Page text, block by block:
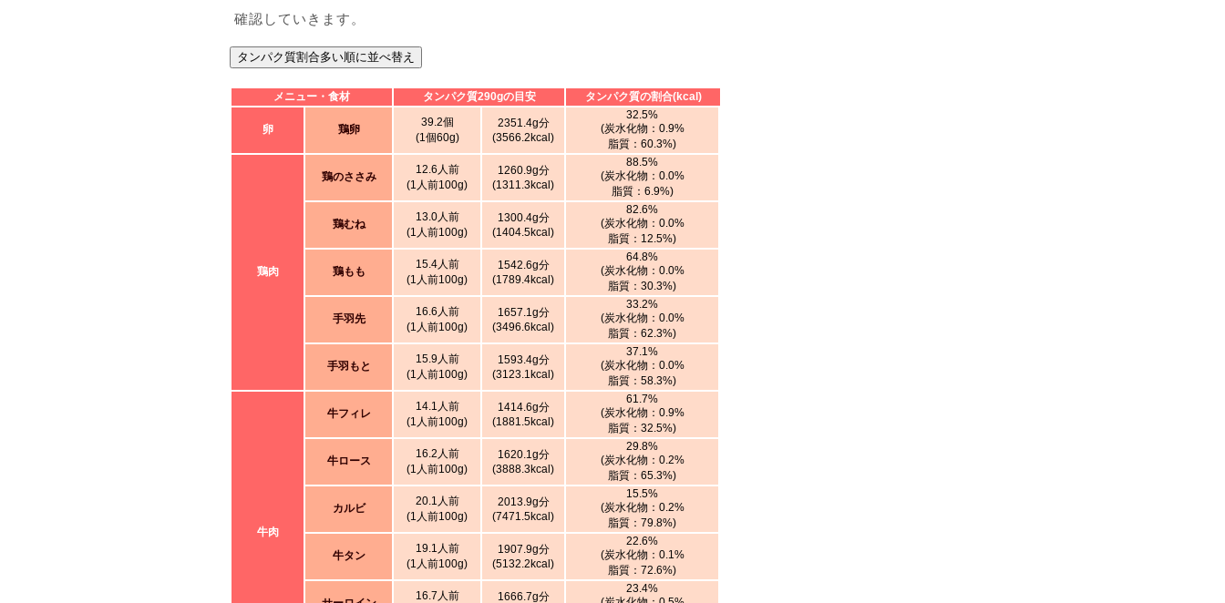
確認していきます。
タンパク質割合多い順に並べ替え
メニュー・食材 タンパク質290gの目安 タンパク質の割合(kcal)
卵 鶏卵
39.2個
(1個60g)
2351.4g分
(3566.2kcal)
32.5%
(炭水化物：0.9%
脂質：60.3%)
鶏肉
鶏のささみ
12.6人前
(1人前100g)
1260.9g分
(1311.3kcal)
88.5%
(炭水化物：0.0%
脂質：6.9%)
鶏むね
13.0人前
(1人前100g)
1300.4g分
(1404.5kcal)
82.6%
(炭水化物：0.0%
脂質：12.5%)
鶏もも
15.4人前
(1人前100g)
1542.6g分
(1789.4kcal)
64.8%
(炭水化物：0.0%
脂質：30.3%)
手羽先
16.6人前
(1人前100g)
1657.1g分
(3496.6kcal)
33.2%
(炭水化物：0.0%
脂質：62.3%)
手羽もと
15.9人前
(1人前100g)
1593.4g分
(3123.1kcal)
37.1%
(炭水化物：0.0%
脂質：58.3%)
牛肉
牛フィレ
14.1人前
(1人前100g)
1414.6g分
(1881.5kcal)
61.7%
(炭水化物：0.9%
脂質：32.5%)
牛ロース
16.2人前
(1人前100g)
1620.1g分
(3888.3kcal)
29.8%
(炭水化物：0.2%
脂質：65.3%)
カルビ
20.1人前
(1人前100g)
2013.9g分
(7471.5kcal)
15.5%
(炭水化物：0.2%
脂質：79.8%)
牛タン
19.1人前
(1人前100g)
1907.9g分
(5132.2kcal)
22.6%
(炭水化物：0.1%
脂質：72.6%)
16.7人前
1666.7g分
23.4%